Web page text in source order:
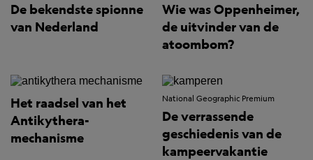
De bekendste spionne
van Nederland
Wie was Oppenheimer,
de uitvinder van de
atoombom?
Het raadsel van het
Antikythera-
mechanisme
National Geographic Premium
De verrassende
geschiedenis van de
kampeervakantie